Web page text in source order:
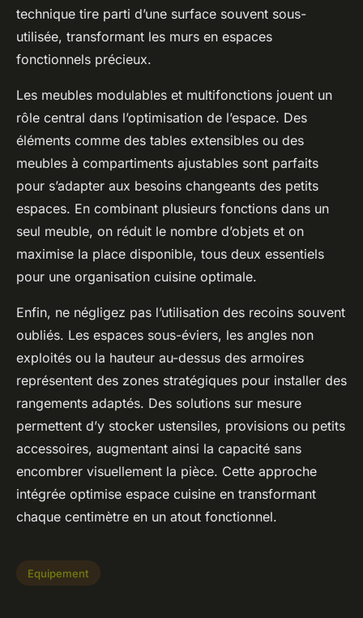
technique tire parti d’une surface souvent sous-
utilisée, transformant les murs en espaces
fonctionnels précieux.
Les meubles modulables et multifonctions jouent un
rôle central dans l’optimisation de l’espace. Des
éléments comme des tables extensibles ou des
meubles à compartiments ajustables sont parfaits
pour s’adapter aux besoins changeants des petits
espaces. En combinant plusieurs fonctions dans un
seul meuble, on réduit le nombre d’objets et on
maximise la place disponible, tous deux essentiels
pour une organisation cuisine optimale.
Enfin, ne négligez pas l’utilisation des recoins souvent
oubliés. Les espaces sous-éviers, les angles non
exploités ou la hauteur au-dessus des armoires
représentent des zones stratégiques pour installer des
rangements adaptés. Des solutions sur mesure
permettent d’y stocker ustensiles, provisions ou petits
accessoires, augmentant ainsi la capacité sans
encombrer visuellement la pièce. Cette approche
intégrée optimise espace cuisine en transformant
chaque centimètre en un atout fonctionnel.
Equipement